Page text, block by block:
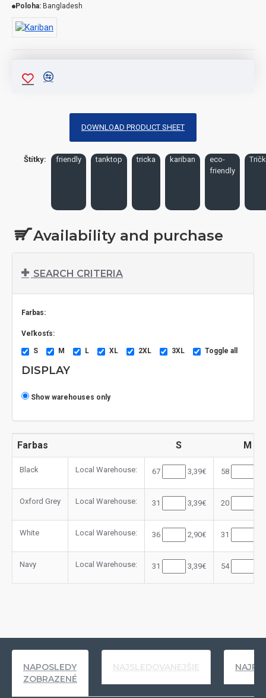
Poloha: Bangladesh
DOWNLOAD PRODUCT SHEET
Štítky: friendly tanktop tricka kariban
eco-
friendly
Availability and purchase
SEARCH CRITERIA
Farbas:
Veľkosťs:
S M L XL 2XL 3XL Toggle all
DISPLAY
Show warehouses only
Farbas S M
Black Local Warehouse: 67 3,39€ 58
Oxford Grey Local Warehouse: 31 3,39€ 20
White Local Warehouse: 36 2,90€ 31
Navy Local Warehouse: 31 3,39€ 54
NAPOSLEDY
ZOBRAZENÉ
NAJSLEDOVANEJŠIE